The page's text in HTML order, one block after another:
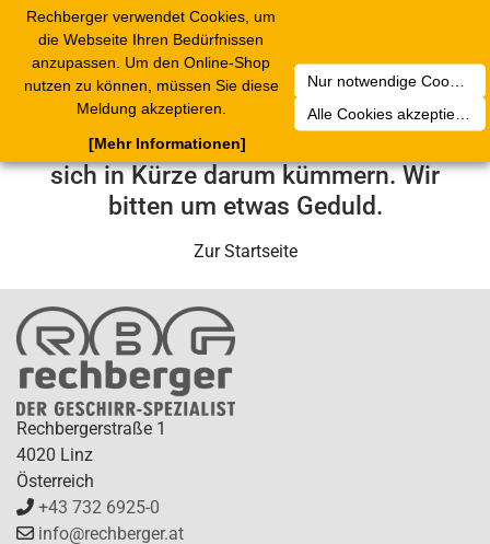
Rechberger verwendet Cookies, um
die Webseite Ihren Bedürfnissen
anzupassen. Um den Online-Shop
nutzen zu können, müssen Sie diese
Meldung akzeptieren.
Nur notwendige Cookies akzeptieren
Alle Cookies akzeptieren
[Mehr Informationen]
Leider ist ein technischer Fehler
aufgetreten. Unser Service-Team wird
sich in Kürze darum kümmern. Wir
bitten um etwas Geduld.
Zur Startseite
Rechbergerstraße 1
4020 Linz
Österreich
+43 732 6925-0
info@rechberger.at